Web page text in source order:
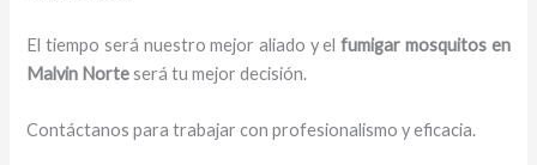
El tiempo será nuestro mejor aliado y elfumigar mosquitos en
Malvin Norteserá tu mejor decisión.
Contáctanos para trabajar con profesionalismo y eficacia.